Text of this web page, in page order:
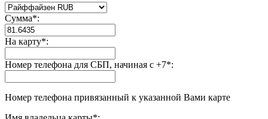
Сумма*:
На карту*:
Номер телефона для СБП, начиная с +7*:
Номер телефона привязанный к указанной Вами карте